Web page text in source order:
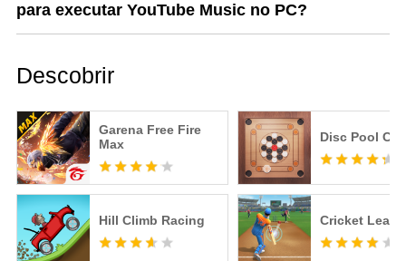
para executar YouTube Music no PC?
Descobrir
Garena Free Fire
Max
Disc Pool
Hill Climb Racing Cricket